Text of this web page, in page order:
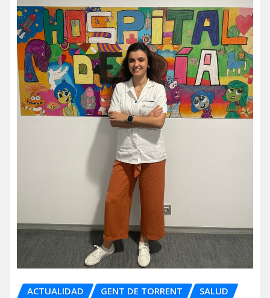
ACTUALIDAD GENT DE TORRENT SALUD